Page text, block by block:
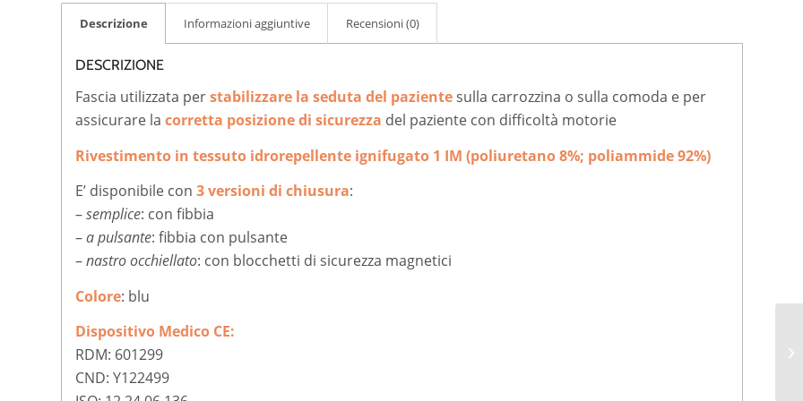
Descrizione Informazioni aggiuntive Recensioni (0)
DESCRIZIONE
Fascia utilizzata perstabilizzare la seduta del paziente sulla carrozzina o sulla comoda e per
assicurare la corretta posizione di sicurezza del paziente con difficoltà motorie
Rivestimento in tessuto idrorepellente ignifugato 1 IM (poliuretano 8%; poliammide 92%)
E’ disponibile con3 versioni di chiusura:
–semplice: con fibbia
–a pulsante: fibbia con pulsante
–nastro occhiellato: con blocchetti di sicurezza magnetici
Colore: blu
Dispositivo Medico CE:
RDM: 601299
CND: Y122499